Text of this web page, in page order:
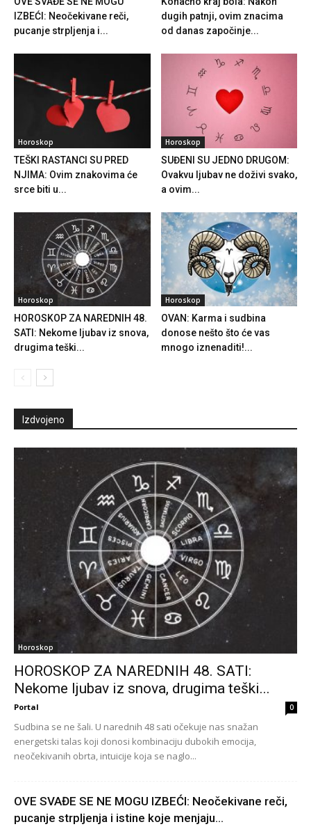
IZBEĆI: Neočekivane reči,
pucanje strpljenja i...
dugih patnji, ovim znacima
od danas započinje...
Horoskop
TEŠKI RASTANCI SU PRED
NJIMA: Ovim znakovima će
srce biti u...
Horoskop
SUĐENI SU JEDNO DRUGOM:
Ovakvu ljubav ne doživi svako,
a ovim...
Horoskop
HOROSKOP ZA NAREDNIH 48.
SATI: Nekome ljubav iz snova,
drugima teški...
Horoskop
OVAN: Karma i sudbina
donose nešto što će vas
mnogo iznenaditi!...
Izdvojeno
Horoskop
HOROSKOP ZA NAREDNIH 48. SATI:
Nekome ljubav iz snova, drugima teški...
Portal 0
Sudbina se ne šali. U narednih 48 sati očekuje nas snažan
energetski talas koji donosi kombinaciju dubokih emocija,
neočekivanih obrta, intuicije koja se naglo...
OVE SVAĐE SE NE MOGU IZBEĆI: Neočekivane reči,
pucanje strpljenja i istine koje menjaju...